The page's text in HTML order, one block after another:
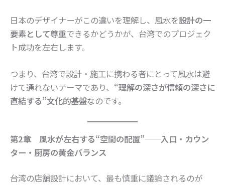
日本のデザイナーがこの違いを理解し、風水を設計の一
要素として尊重できるかどうかが、台湾でのプロジェク
ト成功を左右します。
つまり、台湾で設計・施工に携わる者にとって風水は避
けて通れないテーマであり、 “理解の深さが信頼の深さに
直結する”文化的基盤なのです。
第2章 風水が左右する“空間の配置”──入口・カウン
ター・厨房の黄金バランス
台湾の店舗設計において、最も慎重に議論されるのが